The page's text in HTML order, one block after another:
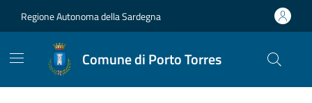
Regione Autonoma della Sardegna
Comune di Porto Torres